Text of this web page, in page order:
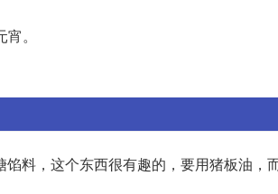
。
料，这个东西很有趣的，要用猪板油，